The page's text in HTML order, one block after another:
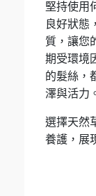
堅持使用
良好狀態
質，讓您
期受環境
的髮絲，
澤與活力
選擇天然
養護，展